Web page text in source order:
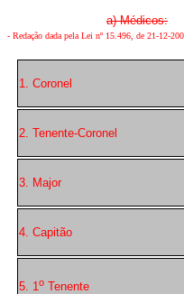
a) Médicos:
- Redação dada pela Lei nº 15.496, de 21-12-
1. Coronel
2. Tenente-Coronel
3. Major
4. Capitão
5. 1o Tenente